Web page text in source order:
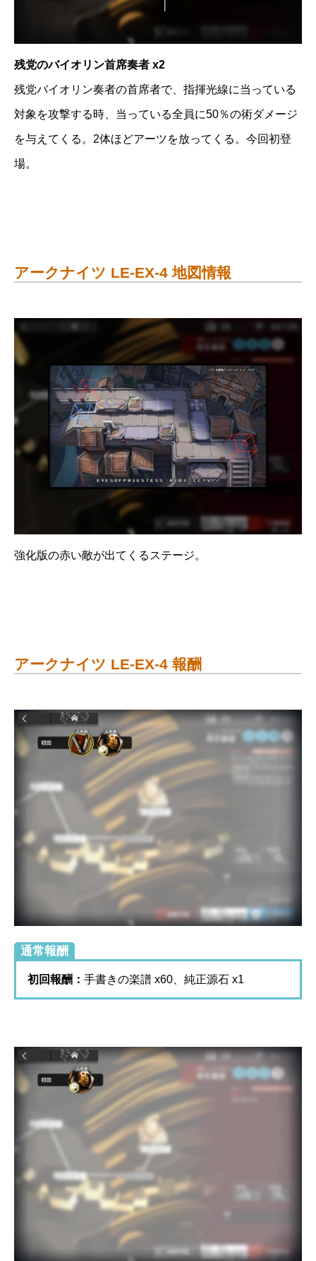
残党のバイオリン首席奏者 x2
残党バイオリン奏者の首席者で、指揮光線に当っている
対象を攻撃する時、当っている全員に50％の術ダメージ
を与えてくる。2体ほどアーツを放ってくる。今回初登
場。
アークナイツ LE-EX-4 地図情報
強化版の赤い敵が出てくるステージ。
アークナイツ LE-EX-4 報酬
通常報酬
初回報酬： 手書きの楽譜 x60、純正源石 x1